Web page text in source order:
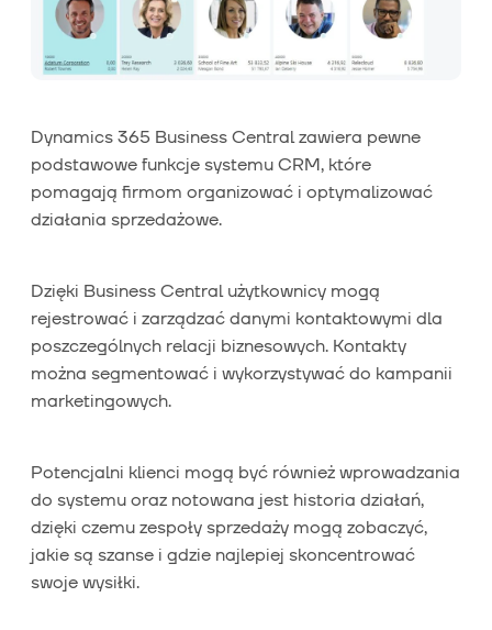
Dynamics 365 Business Central zawiera pewne
podstawowe funkcje systemu CRM, które
pomagają firmom organizować i optymalizować
działania sprzedażowe.
Dzięki Business Central użytkownicy mogą
rejestrować i zarządzać danymi kontaktowymi dla
poszczególnych relacji biznesowych. Kontakty
można segmentować i wykorzystywać do kampanii
marketingowych.
Potencjalni klienci mogą być również wprowadzania
do systemu oraz notowana jest historia działań,
dzięki czemu zespoły sprzedaży mogą zobaczyć,
jakie są szanse i gdzie najlepiej skoncentrować
swoje wysiłki.